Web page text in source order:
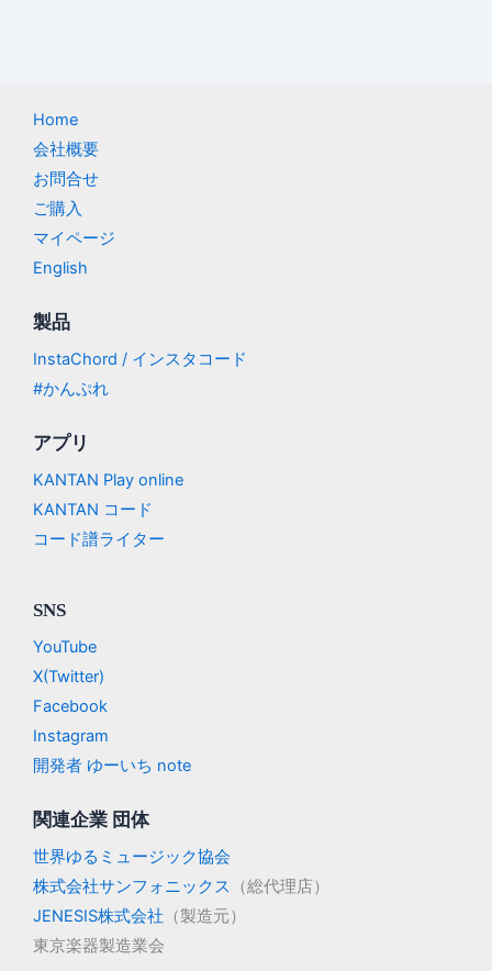
Home
会社概要
お問合せ
ご購入
マイページ
English
製品
InstaChord / インスタコード
#かんぷれ
アプリ
KANTAN Play online
KANTAN コード
コード譜ライター
SNS
YouTube
X(Twitter)
Facebook
Instagram
開発者 ゆーいち note
関連企業 団体
世界ゆるミュージック協会
株式会社サンフォニックス
（総代理店）
JENESIS株式会社 （製造元）
東京楽器製造業会